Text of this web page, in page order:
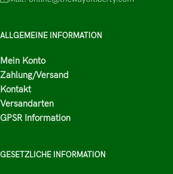
ALLGEMEINE INFORMATION
Mein Konto
Zahlung/Versand
Kontakt
Versandarten
GPSR Information
GESETZLICHE INFORMATION